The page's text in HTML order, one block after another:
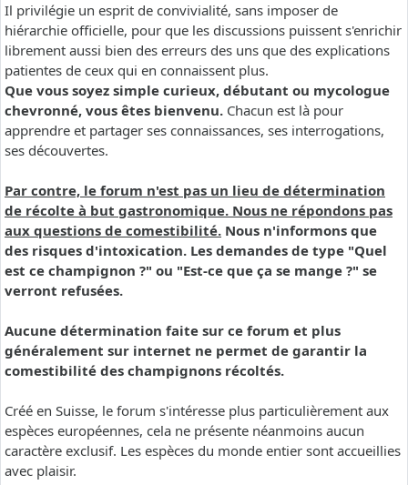
Il privilégie un esprit de convivialité, sans imposer de
hiérarchie officielle, pour que les discussions puissent s'enrichir
librement aussi bien des erreurs des uns que des explications
patientes de ceux qui en connaissent plus.
Que vous soyez simple curieux, débutant ou mycologue
chevronné, vous êtes bienvenu. Chacun est là pour
apprendre et partager ses connaissances, ses interrogations,
ses découvertes.
Par contre, le forum n'est pas un lieu de détermination
de récolte à but gastronomique. Nous ne répondons pas
aux questions de comestibilité. Nous n'informons que
des risques d'intoxication. Les demandes de type "Quel
est ce champignon ?" ou "Est-ce que ça se mange ?" se
verront refusées.
Aucune détermination faite sur ce forum et plus
généralement sur internet ne permet de garantir la
comestibilité des champignons récoltés.
Créé en Suisse, le forum s'intéresse plus particulièrement aux
espèces européennes, cela ne présente néanmoins aucun
caractère exclusif. Les espèces du monde entier sont accueillies
avec plaisir.